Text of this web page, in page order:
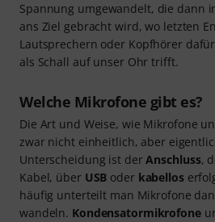
Spannung umgewandelt, die dann
ans Ziel gebracht wird, wo letzten
Lautsprechern oder Kopfhörer
als Schall auf unser Ohr trifft.
Welche Mikrofone gibt es?
Die Art und Weise, wie Mikrofone
zwar nicht einheitlich, aber
Unterscheidung ist derAnschluss,
Kabel, über USB oder kabellos
häufig unterteilt man Mikrofone
wandeln. Kondensatormikrofone